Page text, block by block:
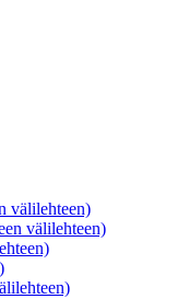
välilehteen)
välilehteen)